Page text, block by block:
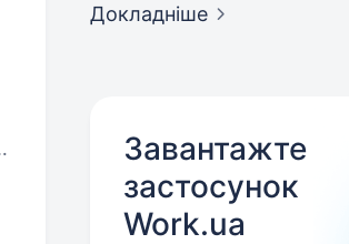
Докладніше
Завантажте
застосунок
Work.ua